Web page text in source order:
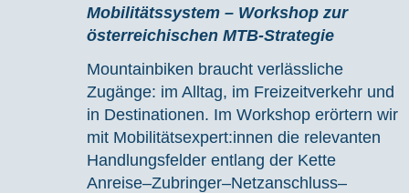
Mobilitätssystem – Workshop zur
österreichischen MTB-Strategie
Mountainbiken braucht verlässliche
Zugänge: im Alltag, im Freizeitverkehr und
in Destinationen. Im Workshop erörtern wir
mit Mobilitätsexpert:innen die relevanten
Handlungsfelder entlang der Kette
Anreise–Zubringer–Netzanschluss–